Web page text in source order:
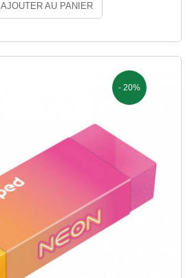
AJOUTER AU PANIER
- 20%